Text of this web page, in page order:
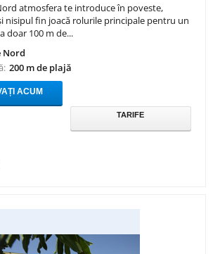
atmosfera te introduce în poveste,
nisipul fin joacă rolurile principale pentru un
doar 100 m de...
Nord
200 m de plajă
ACUM
TARIFE